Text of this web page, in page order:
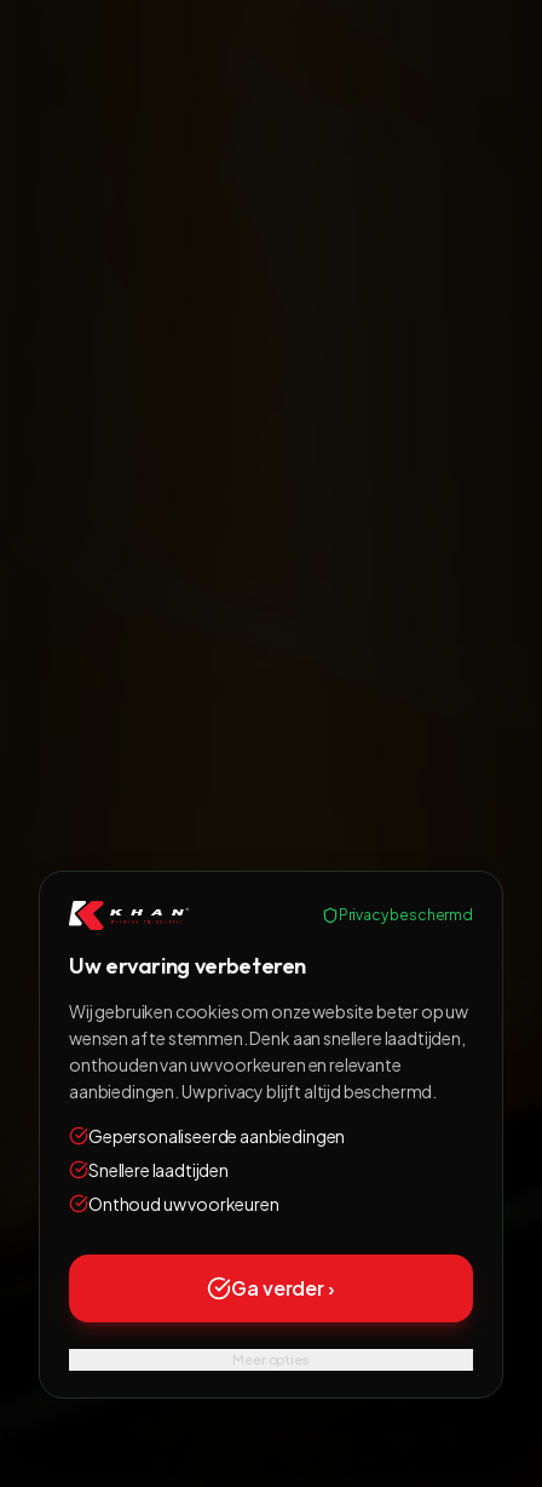
AUTO'S
Al sinds 1991 dé norm in voordelige dealer occasions,
premium voertuigen en exclusieve auto's
BEKIJK ONS AANBOD
NEEM CONTACT OP
Privacy beschermd
Uw ervaring verbeteren
Wij gebruiken cookies om onze website beter op uw
wensen af te stemmen. Denk aan snellere laadtijden,
onthouden van uw voorkeuren en relevante
aanbiedingen. Uw privacy blijft altijd beschermd.
Gepersonaliseerde aanbiedingen
Snellere laadtijden
Onthoud uw voorkeuren
Ga verder ›
Meer opties